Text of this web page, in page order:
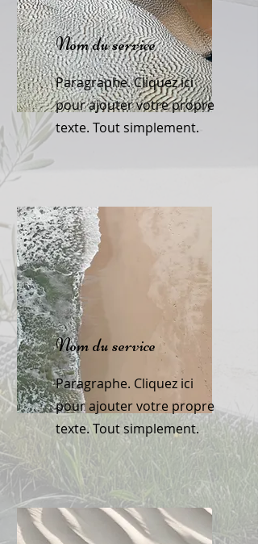
Nom du service
Paragraphe. Cliquez ici
pour ajouter votre propre
texte. Tout simplement.
Nom du service
Paragraphe. Cliquez ici
pour ajouter votre propre
texte. Tout simplement.